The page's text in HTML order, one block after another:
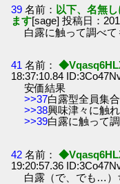
39 名前： 以下、名無
ます[sage] 投稿日：
白露に触って調べて
41 名前：
18:37:10.84
安価結果
>>37白露型全員集
>>38興味津々に触
>>39白露に触って
42 名前：
19:20:57.36
白露（で、でも…）